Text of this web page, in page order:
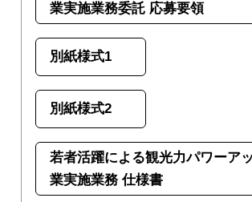
業実施業務委託 応募要領
別紙様式1
別紙様式2
若者活躍による観光力パワーア
業実施業務 仕様書